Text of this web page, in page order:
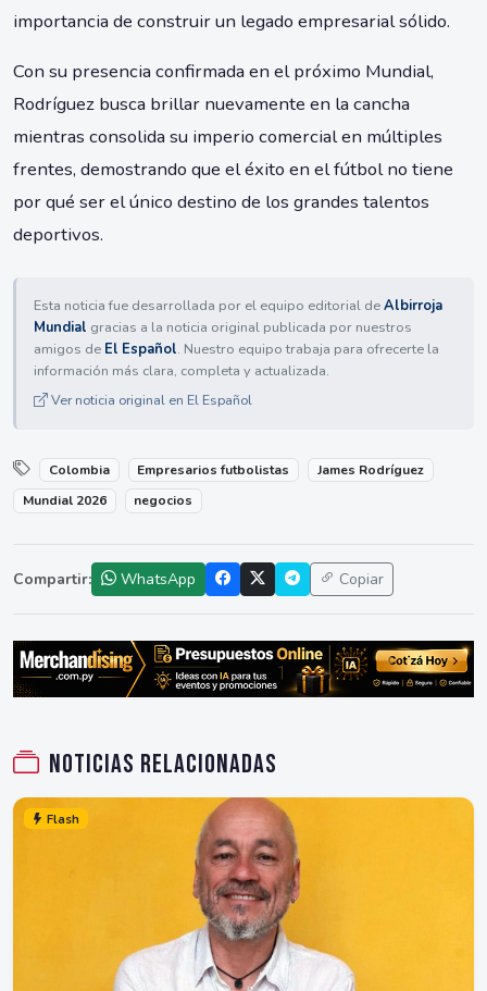
importancia de construir un legado empresarial sólido.
Con su presencia confirmada en el próximo Mundial,
Rodríguez busca brillar nuevamente en la cancha
mientras consolida su imperio comercial en múltiples
frentes, demostrando que el éxito en el fútbol no tiene
por qué ser el único destino de los grandes talentos
deportivos.
Esta noticia fue desarrollada por el equipo editorial deAlbirroja
Mundial gracias a la noticia original publicada por nuestros
amigos de El Español. Nuestro equipo trabaja para ofrecerte la
información más clara, completa y actualizada.
Ver noticia original en El Español
Colombia Empresarios futbolistas
James Rodríguez
Mundial 2026
negocios
Compartir: WhatsApp Copiar
Noticias relacionadas
Flash